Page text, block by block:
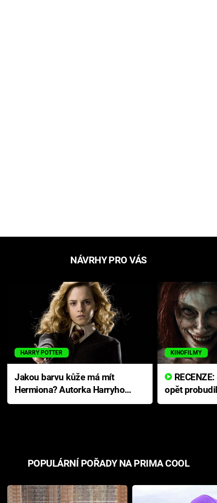
NÁVRHY PRO VÁS
HARRY POTTER
Jakou barvu kůže má mít
Hermiona? Autorka Harryho
Pottera přišla s ráznou
KINOFILMY
opět
přichází s
POPULÁRNÍ POŘADY NA PRIMA COOL